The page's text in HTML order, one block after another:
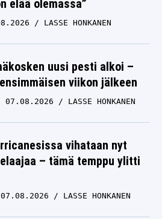
elää olemassa”
LASSE HONKANEN
uusi pesti alkoi –
viikon jälkeen
07.08.2026 LASSE HONKANEN
vihataan nyt
– tämä temppu ylitti
07.08.2026 LASSE HONKANEN